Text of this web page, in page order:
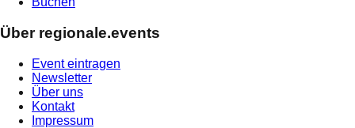
Über regionale.events
Event eintragen
Newsletter
Über uns
Kontakt
Impressum